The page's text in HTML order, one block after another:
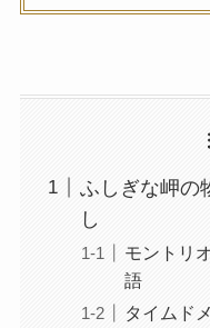
ふしぎな岬の
し
モントリ
語
タイムド